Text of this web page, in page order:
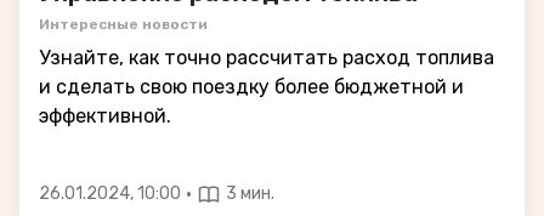
Интересные новости
Узнайте, как точно рассчитать расход топлива
и сделать свою поездку более бюджетной и
эффективной.
26.01.2024, 10:00 · 3 мин.